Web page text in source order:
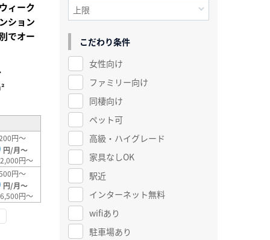
ィーク
ション
でオー
円～
円/月～
円～
円～
円/月～
円～
こだわり条件
女性向け
ファミリー向け
同棲向け
ペット可
高級・ハイグレード
家具なしOK
駅近
インターネット無料
wifiあり
駐車場あり